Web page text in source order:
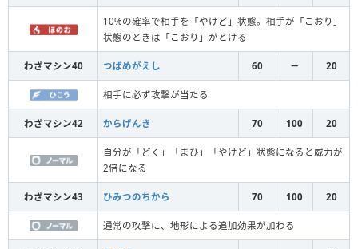
10%の確率で相手を「やけど」状態。相手が「こおり」
状態のときは「こおり」がとける
わざマシン40 つばめがえし 60 － 20
相手に必ず攻撃が当たる
わざマシン42 からげんき 70 100 20
自分が「どく」「まひ」「やけど」状態になると威力が
2倍になる
わざマシン43 ひみつのちから 70 100 20
通常の攻撃に、地形による追加効果が加わる